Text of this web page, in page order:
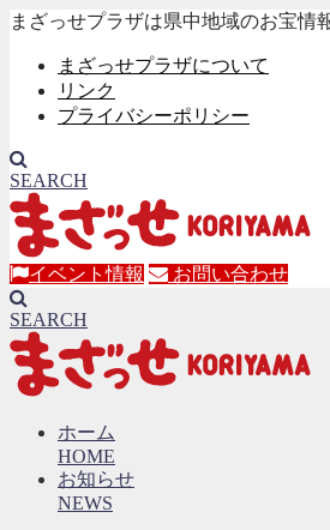
まざっせプラザは県中地域のお宝情
まざっせプラザについて
リンク
プライバシーポリシー
SEARCH
イベント情報 お問い合わせ
SEARCH
ホーム
HOME
お知らせ
NEWS